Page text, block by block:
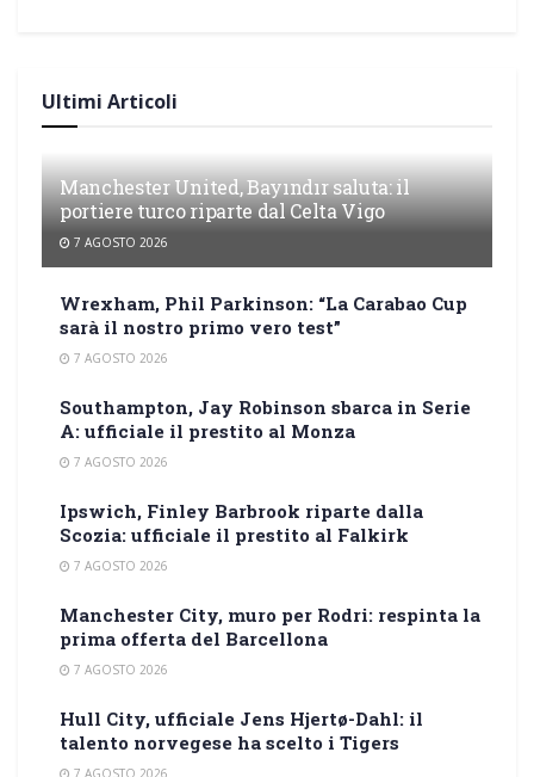
Ultimi Articoli
Manchester United, Bayındır saluta: il
portiere turco riparte dal Celta Vigo
7 AGOSTO 2026
Wrexham, Phil Parkinson: “La Carabao Cup
sarà il nostro primo vero test”
7 AGOSTO 2026
Southampton, Jay Robinson sbarca in Serie
A: ufficiale il prestito al Monza
7 AGOSTO 2026
Ipswich, Finley Barbrook riparte dalla
Scozia: ufficiale il prestito al Falkirk
7 AGOSTO 2026
Manchester City, muro per Rodri: respinta la
prima offerta del Barcellona
7 AGOSTO 2026
Hull City, ufficiale Jens Hjertø-Dahl: il
talento norvegese ha scelto i Tigers
7 AGOSTO 2026